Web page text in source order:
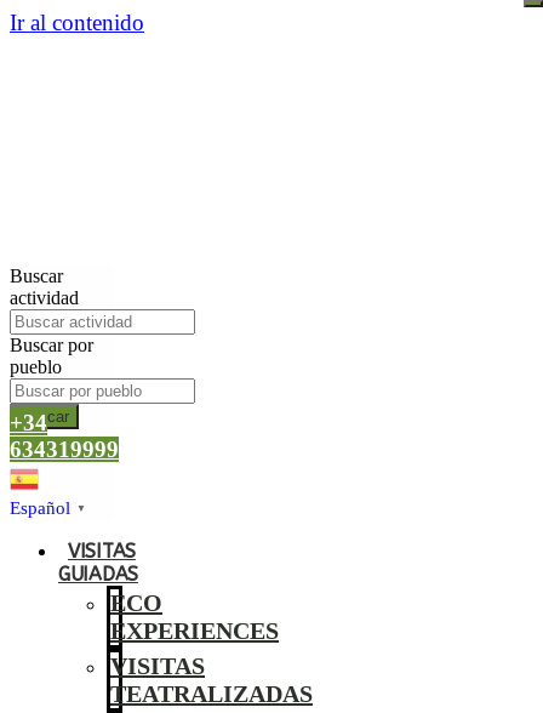
Ir al contenido
Buscar
actividad
Buscar por
pueblo
Buscar
+34
634319999
Español ▼
VISITAS
GUIADAS
ECO
EXPERIENCES
VISITAS
TEATRALIZADAS